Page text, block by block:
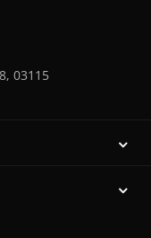
03115